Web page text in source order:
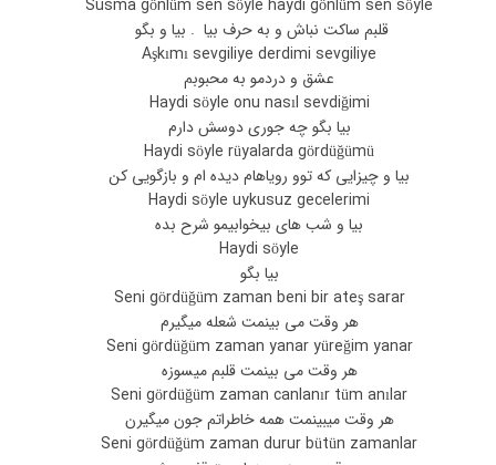
Susma gönlüm sen söyle haydi gönlüm sen söyle
قلبم ساکت نباش و به حرف بیا . بیا و بگو
Aşkımı sevgiliye derdimi sevgiliye
عشق و دردمو به محبوبم
Haydi söyle onu nasıl sevdiğimi
بیا بگو چه جوری دوسش دارم
Haydi söyle rüyalarda gördüğümü
بیا و چیزایی که توو رویاهام دیده ام و بازگویی کن
Haydi söyle uykusuz gecelerimi
بیا و شب های بیخوابیمو شرح بده
Haydi söyle
بیا بگو
Seni gördüğüm zaman beni bir ateş sarar
هر وقت می بینمت شعله میگیرم
Seni gördüğüm zaman yanar yüreğim yanar
هر وقت می بینمت قلبم میسوزه
Seni gördüğüm zaman canlanır tüm anılar
هر وقت میبینمت همه خاطراتم جون میگیرن
Seni gördüğüm zaman durur bütün zamanlar